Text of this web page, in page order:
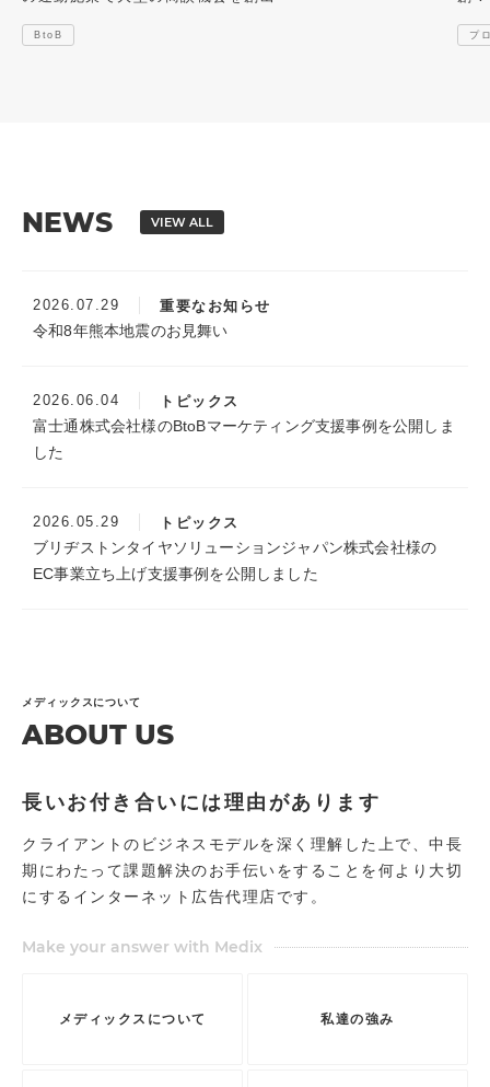
BtoB プ
NEWS VIEW ALL
2026.07.29
重要なお知らせ
令和8年熊本地震のお見舞い
2026.06.04
トピックス
富士通株式会社様のBtoBマーケティング支援事例を公開しま
した
2026.05.29
トピックス
ブリヂストンタイヤソリューションジャパン株式会社様の
EC事業立ち上げ支援事例を公開しました
メディックスについて
ABOUT US
長いお付き合いには理由があります
クライアントのビジネスモデルを深く理解した上で、中長
期にわたって課題解決のお手伝いをすることを何より大切
にするインターネット広告代理店です。
Make your answer with Medix
メディックスについて 私達の強み